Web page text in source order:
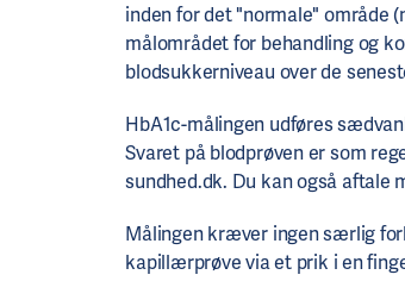
inden for det "normale" område
målområdet for behandling og
blodsukkerniveau over de
HbA1c-målingen udføres
Svaret på blodprøven er som
sundhed.dk. Du kan også aftale
Målingen kræver ingen særlig
kapillærprøve via et prik i en